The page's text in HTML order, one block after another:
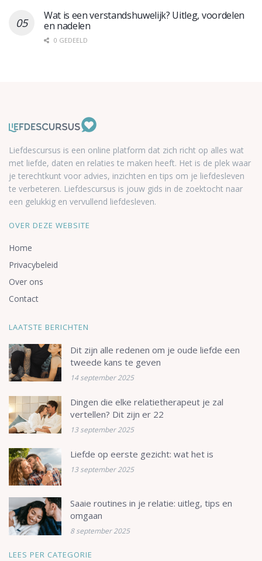
Wat is een verstandshuwelijk? Uitleg, voordelen
en nadelen
0 GEDEELD
Liefdescursus is een online platform dat zich richt op alles wat
met liefde, daten en relaties te maken heeft. Het is de plek waar
je terechtkunt voor advies, inzichten en tips om je liefdesleven
te verbeteren. Liefdescursus is jouw gids in de zoektocht naar
een gelukkig en vervullend liefdesleven.
OVER DEZE WEBSITE
Home
Privacybeleid
Over ons
Contact
LAATSTE BERICHTEN
Dit zijn alle redenen om je oude liefde een
tweede kans te geven
14 september 2025
Dingen die elke relatietherapeut je zal
vertellen? Dit zijn er 22
13 september 2025
Liefde op eerste gezicht: wat het is
13 september 2025
Saaie routines in je relatie: uitleg, tips en
omgaan
8 september 2025
LEES PER CATEGORIE